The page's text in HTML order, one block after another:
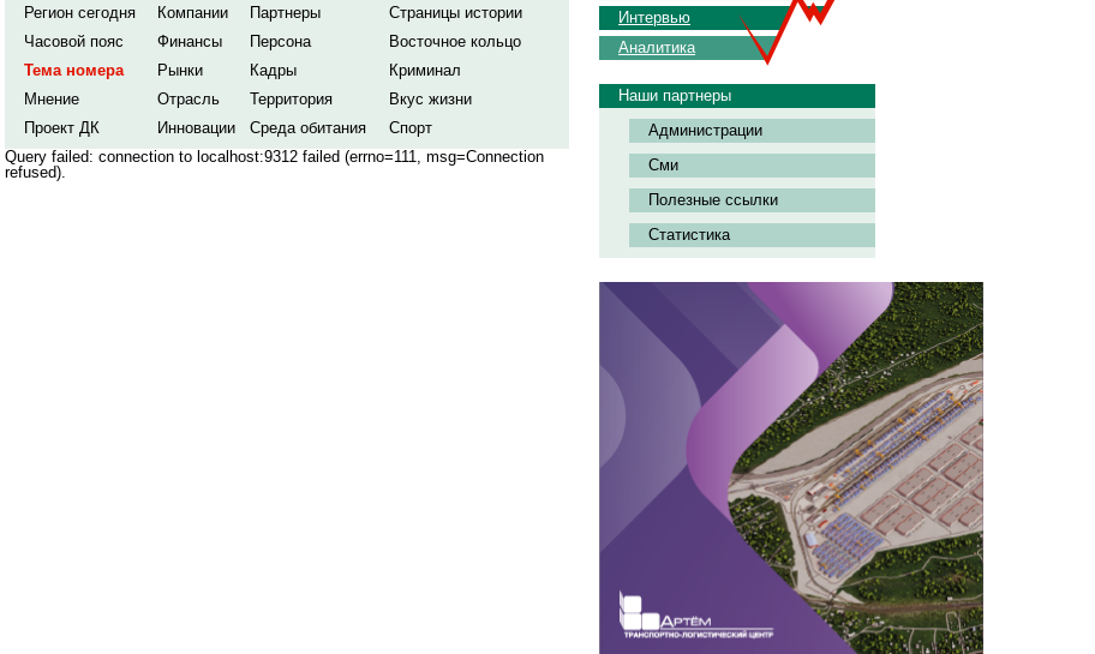
Регион сегодня Компании Партнеры
Страницы истории
Часовой пояс
Финансы Персона
Восточное кольцо
Тема номера
Рынки Кадры
Криминал
Мнение
Отрасль Территория
Вкус жизни
Проект ДК
Инновации Среда обитания
Спорт
Query failed: connection to localhost:9312 failed (errno=111, msg=Connection
refused).
Интервью
Аналитика
Наши партнеры
Администрации
Сми
Полезные ссылки
Статистика